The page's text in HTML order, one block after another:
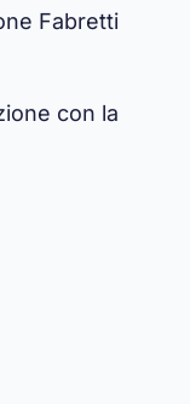
Fabretti
con la